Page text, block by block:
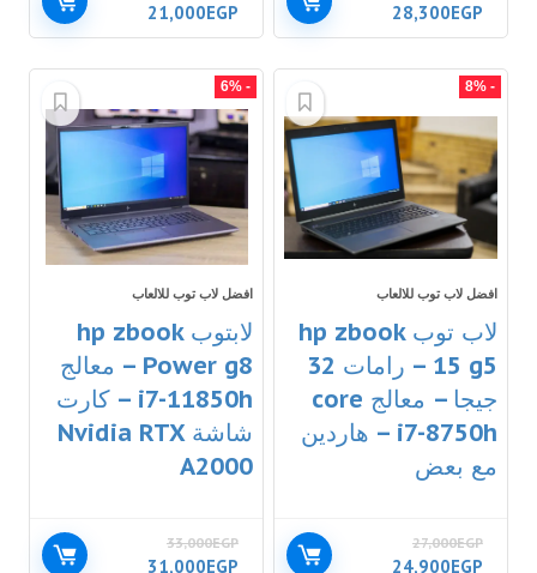
28,300EGP
21,000EGP
- 8%
افضل لاب توب للالعاب
لاب توب hp zbook
15 g5 – رامات 32
جيجا – معالج core
i7-8750h – هاردين
مع بعض
27,000EGP
24,900EGP
- 6%
افضل لاب توب للالعاب
لابتوب hp zbook
Power g8 – معالج
i7-11850h – كارت
شاشة Nvidia RTX
A2000
33,000EGP
31,000EGP